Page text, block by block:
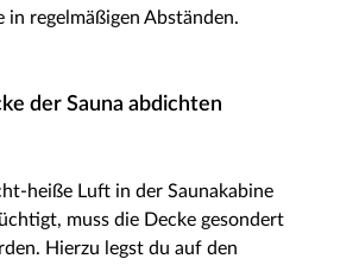
in regelmäßigen Abständen.
der Sauna abdichten
heiße Luft in der Saunakabine
muss die Decke gesondert
Hierzu legst du auf den